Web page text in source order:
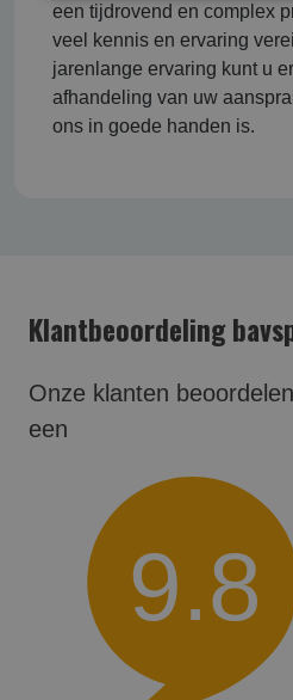
een tijdrovend en complex
veel kennis en ervaring
jarenlange ervaring kunt u
afhandeling van uw
ons in goede handen is.
Klantbeoordeling
Onze klanten
een
9.8